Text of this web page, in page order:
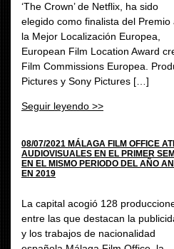
‘The Crown’ de Netflix, ha sido
elegido como finalista del Premio
la Mejor Localización Europea,
European Film Location Award
Film Commissions Europea.
Pictures y Sony Pictures […]
Seguir leyendo >>
08/07/2021 MÁLAGA FILM OFFICE
AUDIOVISUALES EN EL PRIMER
EN EL MISMO PERIODO DEL AÑO
EN 2019
La capital acogió 128
entre las que destacan la
y los trabajos de nacionalidad